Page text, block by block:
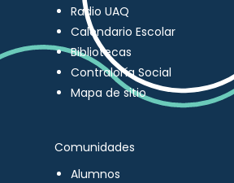
Radio UAQ
Calendario Escolar
Bibliotecas
Contraloría Social
Mapa de sitio
Comunidades
Alumnos